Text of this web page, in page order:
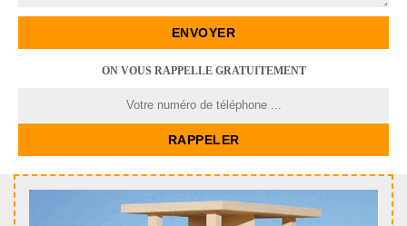
ON VOUS RAPPELLE GRATUITEMENT